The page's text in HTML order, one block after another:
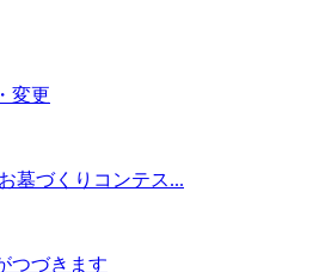
変更
墓づくりコンテス...
つづきます